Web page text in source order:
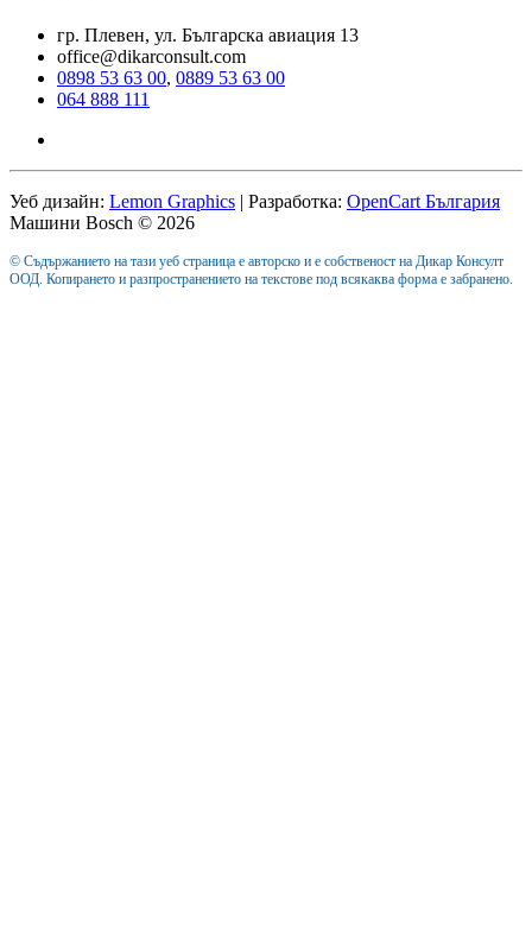
гр. Плевен, ул. Българска авиация 13
office@dikarconsult.com
0898 53 63 00, 0889 53 63 00
064 888 111
Уеб дизайн: Lemon Graphics | Разработка: OpenCart България
Машини Bosch © 2026
© Съдържанието на тази уеб страница е авторско и е собственост на Дикар Консулт
ООД. Копирането и разпространението на текстове под всякаква форма е забранено.